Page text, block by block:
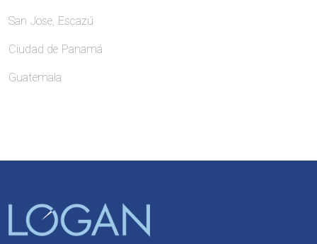
San Jose, Escazú
Ciudad de Panamá
Guatemala